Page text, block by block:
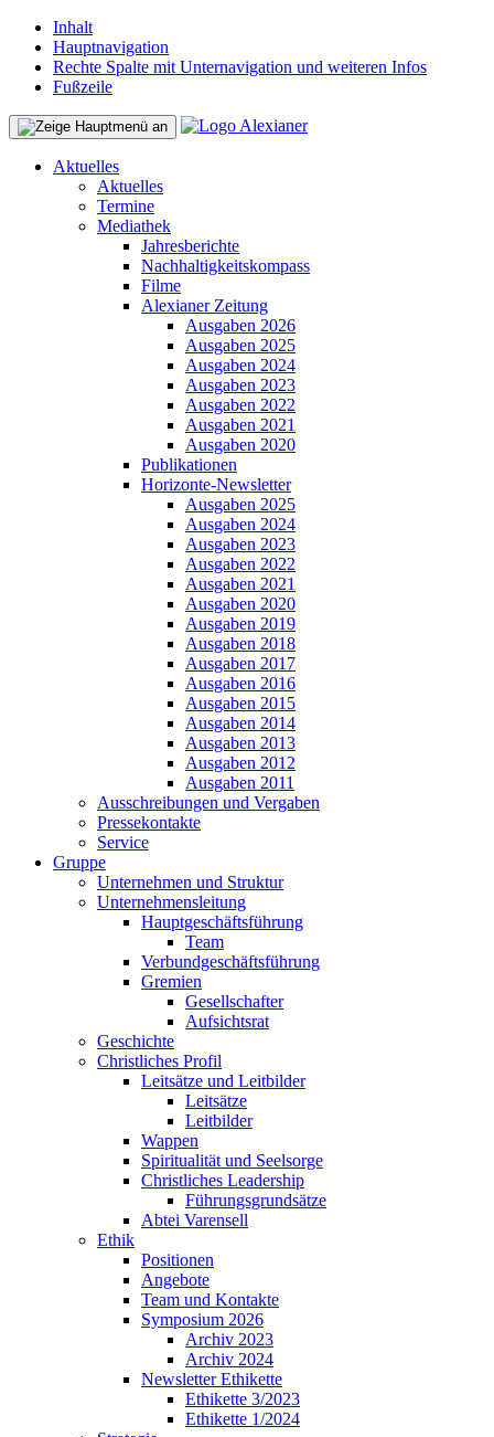
Inhalt
Hauptnavigation
Rechte Spalte mit Unternavigation und weiteren Infos
Fußzeile
Aktuelles
Aktuelles
Termine
Mediathek
Jahresberichte
Nachhaltigkeitskompass
Filme
Alexianer Zeitung
Ausgaben 2026
Ausgaben 2025
Ausgaben 2024
Ausgaben 2023
Ausgaben 2022
Ausgaben 2021
Ausgaben 2020
Publikationen
Horizonte-Newsletter
Ausgaben 2025
Ausgaben 2024
Ausgaben 2023
Ausgaben 2022
Ausgaben 2021
Ausgaben 2020
Ausgaben 2019
Ausgaben 2018
Ausgaben 2017
Ausgaben 2016
Ausgaben 2015
Ausgaben 2014
Ausgaben 2013
Ausgaben 2012
Ausgaben 2011
Ausschreibungen und Vergaben
Pressekontakte
Service
Gruppe
Unternehmen und Struktur
Unternehmensleitung
Hauptgeschäftsführung
Team
Verbundgeschäftsführung
Gremien
Gesellschafter
Aufsichtsrat
Geschichte
Christliches Profil
Leitsätze und Leitbilder
Leitsätze
Leitbilder
Wappen
Spiritualität und Seelsorge
Christliches Leadership
Führungsgrundsätze
Abtei Varensell
Ethik
Positionen
Angebote
Team und Kontakte
Symposium 2026
Archiv 2023
Archiv 2024
Newsletter Ethikette
Ethikette 3/2023
Ethikette 1/2024